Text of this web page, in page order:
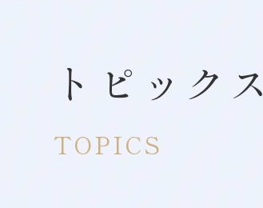
トピックス
TOPICS